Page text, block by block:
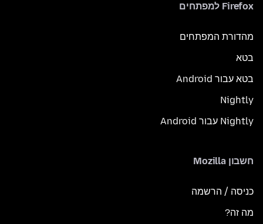
Firefox למפתחים
מהדורת המפתחים
בטא
בטא עבור Android
Nightly
Nightly עבור Android
חשבון Mozilla
כניסה / הרשמה
מה זה?